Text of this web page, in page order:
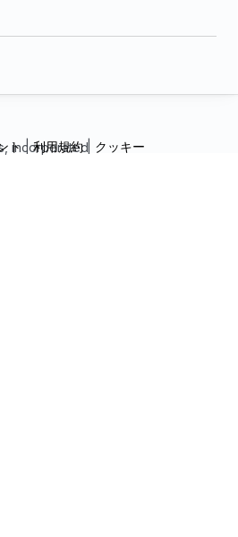
incorporated
ト|利用規約| クッキー